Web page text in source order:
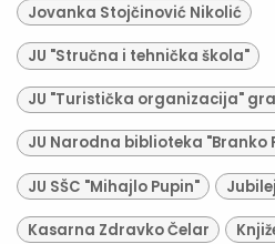
Jovanka Stojčinović Nikolić
JU "Stručna i tehnička škola"
JU "Turistička organizacija"
JU Narodna biblioteka "Branko
JU SŠC "Mihajlo Pupin" Jubilej
Kasarna Zdravko Čelar